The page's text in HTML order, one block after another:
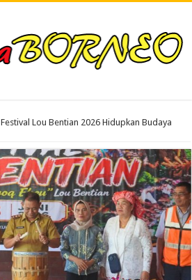
Festival Lou Bentian 2026 Hidupkan Budaya